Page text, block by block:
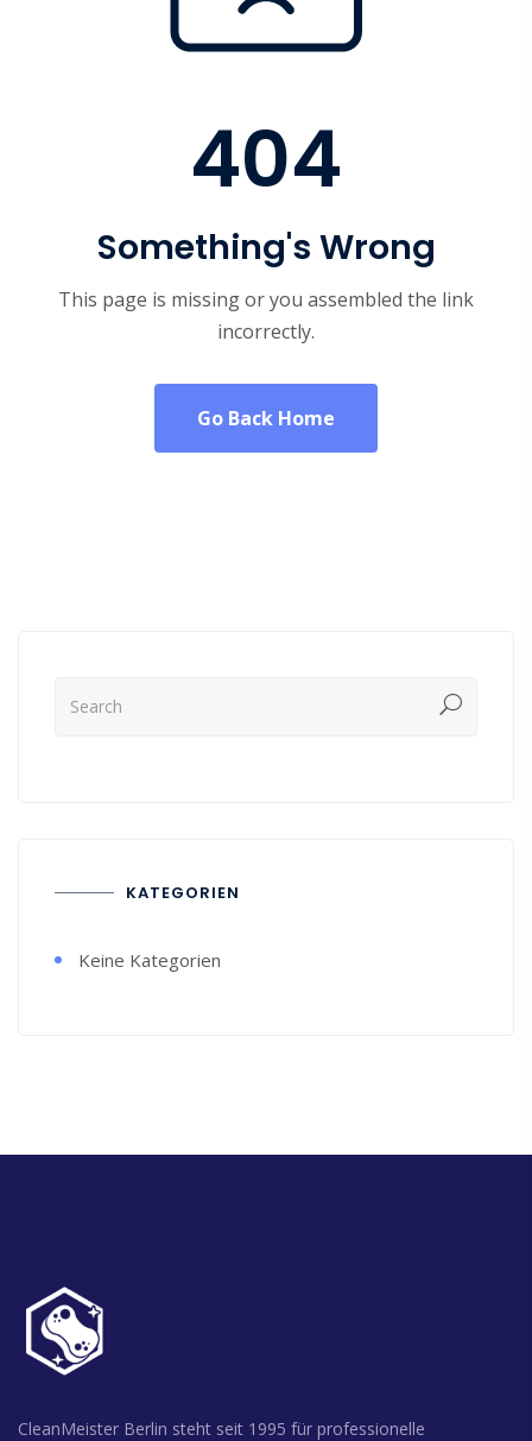
404
Something's Wrong
This page is missing or you assembled the link
incorrectly.
Go Back Home
KATEGORIEN
Keine Kategorien
CleanMeister Berlin steht seit 1995 für professionelle